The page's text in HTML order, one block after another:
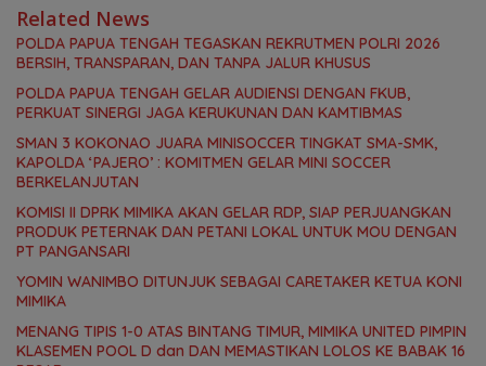
Related News
POLDA PAPUA TENGAH TEGASKAN REKRUTMEN POLRI 2026
BERSIH, TRANSPARAN, DAN TANPA JALUR KHUSUS
POLDA PAPUA TENGAH GELAR AUDIENSI DENGAN FKUB,
PERKUAT SINERGI JAGA KERUKUNAN DAN KAMTIBMAS
SMAN 3 KOKONAO JUARA MINISOCCER TINGKAT SMA-SMK,
KAPOLDA ‘PAJERO’ : KOMITMEN GELAR MINI SOCCER
BERKELANJUTAN
KOMISI II DPRK MIMIKA AKAN GELAR RDP, SIAP PERJUANGKAN
PRODUK PETERNAK DAN PETANI LOKAL UNTUK MOU DENGAN
PT PANGANSARI
YOMIN WANIMBO DITUNJUK SEBAGAI CARETAKER KETUA KONI
MIMIKA
MENANG TIPIS 1-0 ATAS BINTANG TIMUR, MIMIKA UNITED PIMPIN
KLASEMEN POOL D dan DAN MEMASTIKAN LOLOS KE BABAK 16